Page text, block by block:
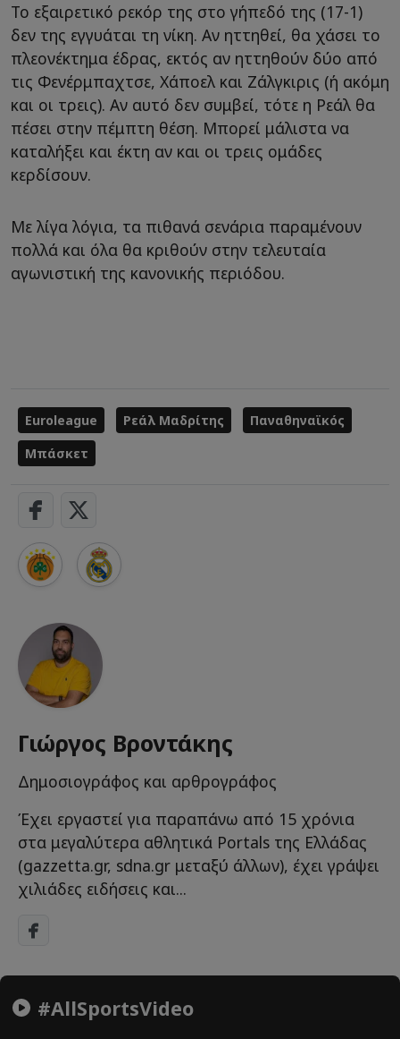
Το εξαιρετικό ρεκόρ της στο γήπεδό της (17-1)
δεν της εγγυάται τη νίκη. Αν ηττηθεί, θα χάσει το
πλεονέκτημα έδρας, εκτός αν ηττηθούν δύο από
τις Φενέρμπαχτσε, Χάποελ και Ζάλγκιρις (ή ακόμη
και οι τρεις). Αν αυτό δεν συμβεί, τότε η Ρεάλ θα
πέσει στην πέμπτη θέση. Μπορεί μάλιστα να
καταλήξει και έκτη αν και οι τρεις ομάδες
κερδίσουν.
Με λίγα λόγια, τα πιθανά σενάρια παραμένουν
πολλά και όλα θα κριθούν στην τελευταία
αγωνιστική της κανονικής περιόδου.
Euroleague Ρεάλ Μαδρίτης
Παναθηναϊκός
Μπάσκετ
Γιώργος Βροντάκης
Δημοσιογράφος και αρθρογράφος
Έχει εργαστεί για παραπάνω από 15 χρόνια
στα μεγαλύτερα αθλητικά Portals της Ελλάδας
(gazzetta.gr, sdna.gr μεταξύ άλλων), έχει γράψει
χιλιάδες ειδήσεις και...
#AllSportsVideo